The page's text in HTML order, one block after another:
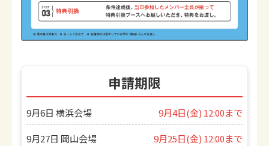
申請期限
9月6日 横浜会場 9月4日(金) 12:00まで
9月27日 岡山会場 9月25日(金) 12:00まで